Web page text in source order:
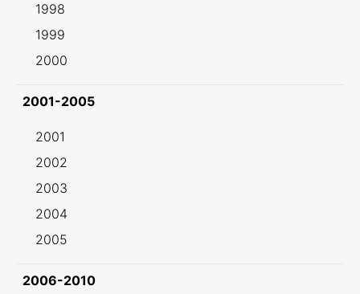
1998
1999
2000
2001-2005
2001
2002
2003
2004
2005
2006-2010